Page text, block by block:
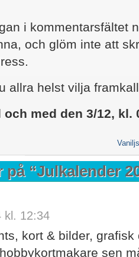
i kommentarsfältet
och glöm inte att
allra helst vilja
med den 3/12, kl.
på “Julkalender
kl. 12:34
kort & bilder,
sen